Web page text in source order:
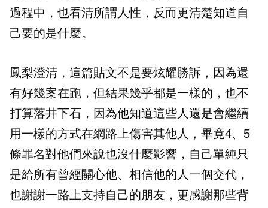
過程中，也看清所謂人性，反而更清楚知道自
己要的是什麼。
鳳梨澄清，這篇貼文不是要炫耀勝訴，因為還
有好幾案在跑，但結果幾乎都是一樣的，也不
打算落井下石，因為他知道這些人還是會繼續
用一樣的方式在網路上傷害其他人，畢竟4、5
條罪名對他們來說也沒什麼影響，自己單純只
是給所有曾經關心他、相信他的人一個交代，
也謝謝一路上支持自己的朋友，更感謝那些背